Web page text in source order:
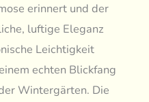
erinnert und der
luftige Eleganz
Leichtigkeit
echten Blickfang
Wintergärten. Die